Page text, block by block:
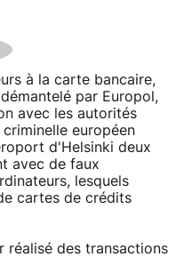
à la carte bancaire,
par Europol,
avec les autorités
européen
d'Helsinki deux
avec de faux
lesquels
cartes de crédits
réalisé des transactions